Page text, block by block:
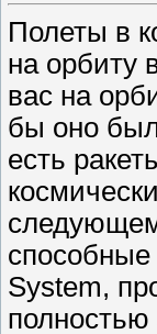
Полеты в
на орбиту
вас на
бы оно
есть
System,
полностью